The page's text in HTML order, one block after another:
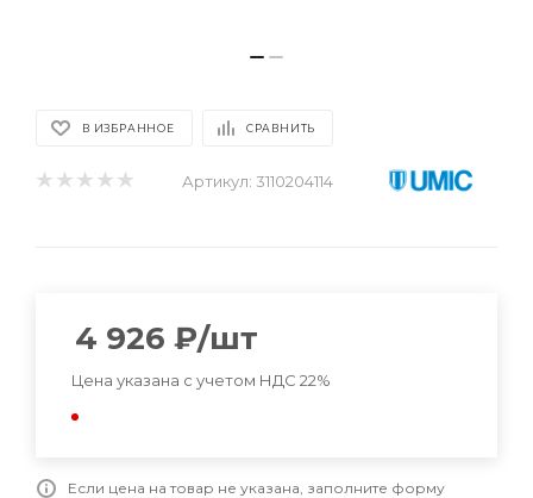
В ИЗБРАННОЕ СРАВНИТЬ
Артикул: 3110204114
4 926 ₽/шт
Цена указана с учетом НДС 22%
Если цена на товар не указана, заполните форму